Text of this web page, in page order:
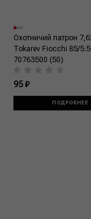
Охотничий патрон
Tokarev Fiocchi 85/
70763500 (50)
95 ₽
ПОДРОБНЕЕ